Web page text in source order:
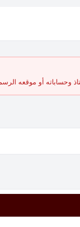
وحساباته أو موقعه